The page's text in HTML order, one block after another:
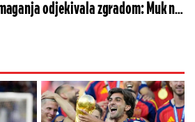
odjekivala zgradom: Muk na